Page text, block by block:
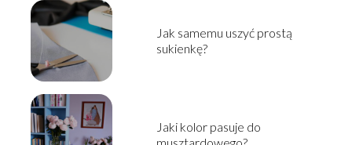
Jak samemu uszyć prostą
sukienkę?
Jaki kolor pasuje do